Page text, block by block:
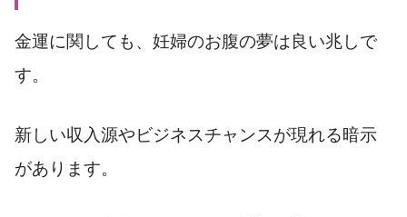
金運に関しても、妊婦のお腹の夢は良い兆しで
す。
新しい収入源やビジネスチャンスが現れる暗示
があります。